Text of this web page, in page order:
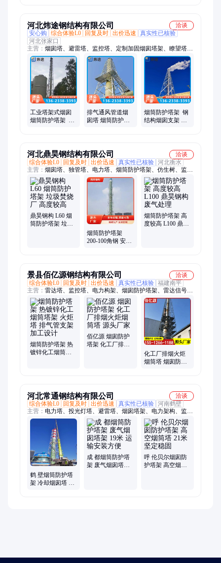
河北炜途钢结构有限公司
洽谈
安心购
综合体验L0 回复及时 出价迅速
真实性已核验
河北张家口
主营： 烟囱塔、避雷塔、监控塔、定制加固烟囱塔架、瞭望塔、
装饰塔、训练塔、雷达塔、电视塔
工业塔架式烟囱
烟筒防护塔架 炼
排气通风管道烟
囱塔 烟筒防护塔
烟筒防护塔架 钢
结构烟囱支架 制
河北鼎昊钢结构有限公司
洽谈
综合体验L0
回复及时 出价迅速 真实性已核验 河北衡水
主营： 烟囱塔、独管塔、电力塔、烟筒防护塔架、仿生树、监控
塔、单管塔、消防训练塔、森林防火了望塔、装饰美化工艺塔、
四角楼顶防雷塔、联通电信通讯塔
鼎昊钢构 L60 烟
筒防护塔架 垃圾
烟筒防护塔架
200-100角钢 安装
烟筒防护塔架 高
度较高 L100 鼎昊
景县佰亿源钢结构有限公司
洽谈
综合体验L0
回复及时 出价迅速 真实性已核验 福建南平
主营： 雷达塔、监控塔、电力构架、烟囱防护塔架、雷达信号
塔、民航导航塔、热镀锌电力架构
烟筒防护塔架 热
镀锌化工烟筒塔
佰亿源 烟囱防护
塔架 化工厂排烟
化工厂排烟火炬
烟筒塔 烟囱防护
河北常通钢结构有限公司
洽谈
综合体验L0
回复及时 出价迅速 真实性已核验 河南鹤壁
主营： 电力塔、投光灯塔、避雷塔、烟囱塔架、电力架构、监控
塔、瞭望塔、铁路灯桥、单管塔、通信塔、电力钢杆、消防训练
鹤 壁烟筒防护塔
架 冷却烟囱塔 工
成 都烟筒防护塔
架 废气烟囱塔架
呼 伦贝尔烟囱防
护塔架 高空烟筒